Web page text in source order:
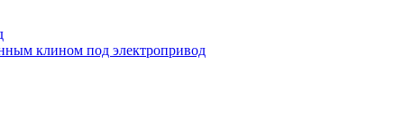
клином под электропривод